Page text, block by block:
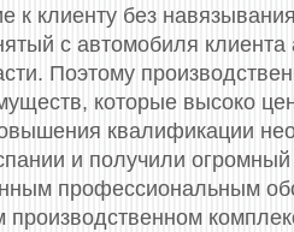
к клиенту без
с автомобиля
Поэтому
которые высоко
квалификации
и получили
профессиональным
производственном